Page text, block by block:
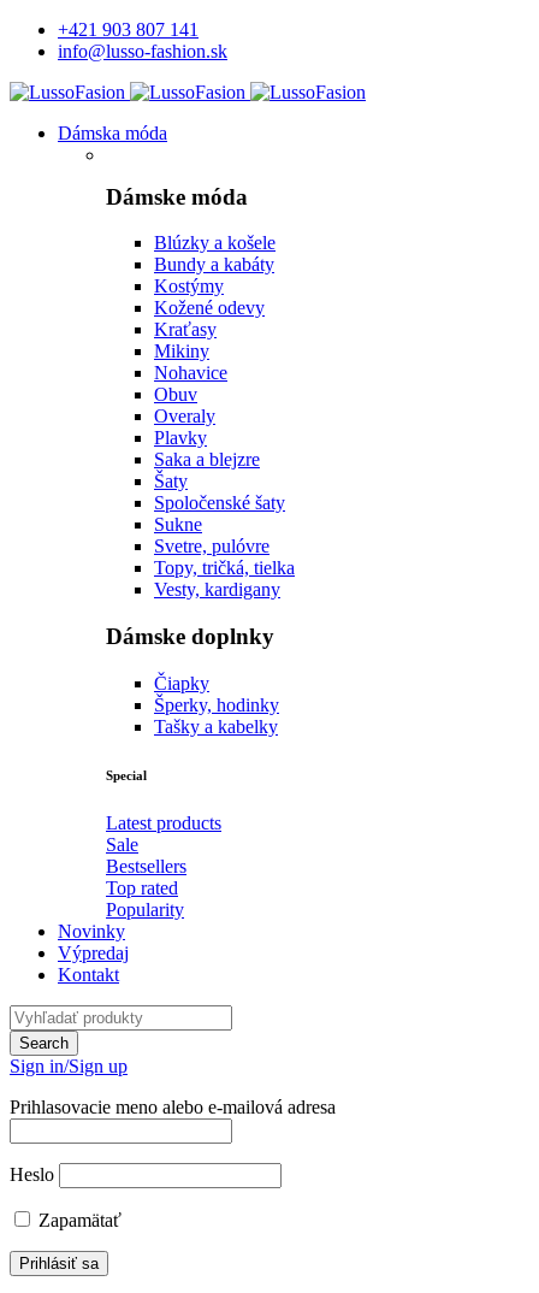
+421 903 807 141
info@lusso-fashion.sk
Dámska móda
Dámske móda
Blúzky a košele
Bundy a kabáty
Kostýmy
Kožené odevy
Kraťasy
Mikiny
Nohavice
Obuv
Overaly
Plavky
Saka a blejzre
Šaty
Spoločenské šaty
Sukne
Svetre, pulóvre
Topy, tričká, tielka
Vesty, kardigany
Dámske doplnky
Čiapky
Šperky, hodinky
Tašky a kabelky
Special
Latest products
Sale
Bestsellers
Top rated
Popularity
Novinky
Výpredaj
Kontakt
Sign in/Sign up
Prihlasovacie meno alebo e-mailová adresa
Heslo
Zapamätať